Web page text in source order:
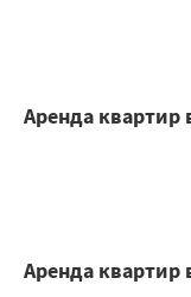
Аренда квартир
Аренда квартир